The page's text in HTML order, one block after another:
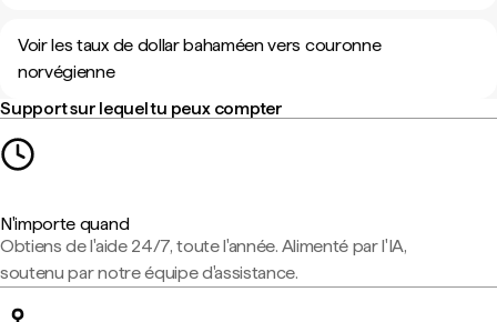
Voir les taux de dollar bahaméen vers couronne
norvégienne
Support sur lequel tu peux compter
N'importe quand
Obtiens de l'aide 24/7, toute l'année. Alimenté par l'IA,
soutenu par notre équipe d'assistance.